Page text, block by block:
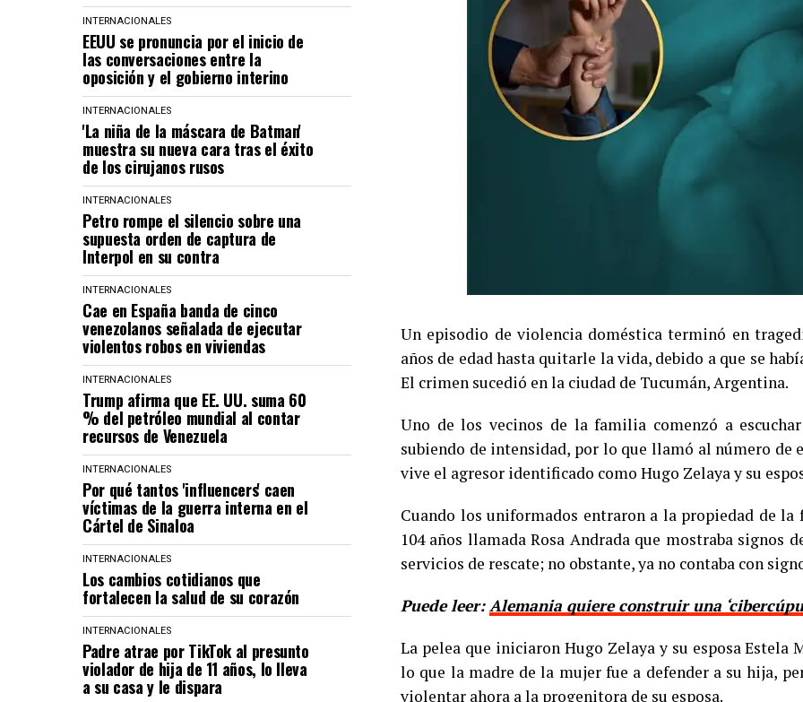
INTERNACIONALES
EEUU se pronuncia por el inicio de
las conversaciones entre la
oposición y el gobierno interino
INTERNACIONALES
'La niña de la máscara de Batman'
muestra su nueva cara tras el éxito
de los cirujanos rusos
INTERNACIONALES
Petro rompe el silencio sobre una
supuesta orden de captura de
Interpol en su contra
INTERNACIONALES
Cae en España banda de cinco
venezolanos señalada de ejecutar
violentos robos en viviendas
INTERNACIONALES
Trump afirma que EE. UU. suma 60
% del petróleo mundial al contar
recursos de Venezuela
INTERNACIONALES
Por qué tantos 'influencers' caen
víctimas de la guerra interna en el
Cártel de Sinaloa
INTERNACIONALES
Los cambios cotidianos que
fortalecen la salud de su corazón
INTERNACIONALES
Padre atrae por TikTok al presunto
violador de hija de 11 años, lo lleva
a su casa y le dispara
Un episodio de violencia doméstica terminó en
años de edad hasta quitarle la vida, debido a que se
El crimen sucedió en la ciudad de Tucumán, Argentina.
Uno de los vecinos de la familia comenzó a
subiendo de intensidad, por lo que llamó al número de
vive el agresor identificado como Hugo Zelaya y su
Cuando los uniformados entraron a la propiedad de
104 años llamada Rosa Andrada que mostraba
servicios de rescate; no obstante, ya no contaba con
Puede leer:Alemania quiere construir una
La pelea que iniciaron Hugo Zelaya y su esposa
lo que la madre de la mujer fue a defender a su hija,
violentar ahora a la progenitora de su esposa.